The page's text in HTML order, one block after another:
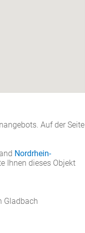
Auf der Seite
Nordrhein-
Ihnen dieses Objekt
Gladbach